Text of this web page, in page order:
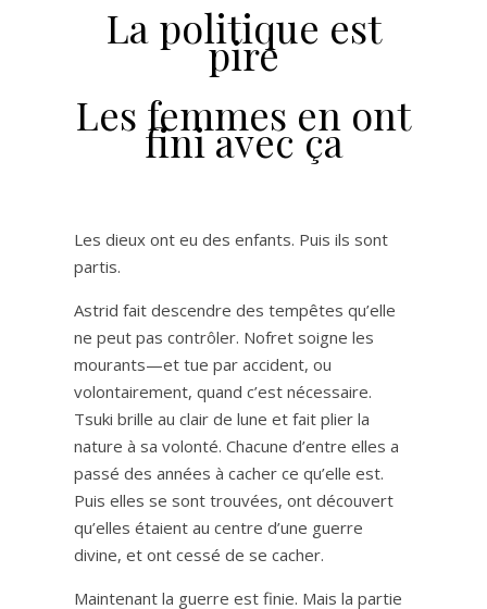
La politique est
pire
Les femmes en ont
fini avec ça
Les dieux ont eu des enfants. Puis ils sont
partis.
Astrid fait descendre des tempêtes qu’elle
ne peut pas contrôler. Nofret soigne les
mourants—et tue par accident, ou
volontairement, quand c’est nécessaire.
Tsuki brille au clair de lune et fait plier la
nature à sa volonté. Chacune d’entre elles a
passé des années à cacher ce qu’elle est.
Puis elles se sont trouvées, ont découvert
qu’elles étaient au centre d’une guerre
divine, et ont cessé de se cacher.
Maintenant la guerre est finie. Mais la partie